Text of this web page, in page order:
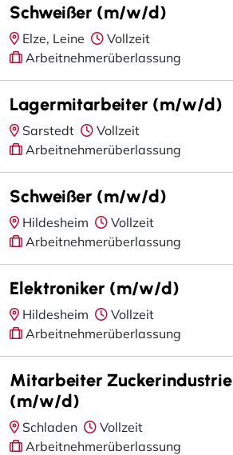
Schweißer (m/w/d)
Elze, Leine
Vollzeit
Arbeitnehmerüberlassung
Lagermitarbeiter (m/w/d)
Sarstedt
Vollzeit
Arbeitnehmerüberlassung
Schweißer (m/w/d)
Hildesheim
Vollzeit
Arbeitnehmerüberlassung
Elektroniker (m/w/d)
Hildesheim
Vollzeit
Arbeitnehmerüberlassung
Mitarbeiter Zuckerindustrie
(m/w/d)
Schladen
Vollzeit
Arbeitnehmerüberlassung